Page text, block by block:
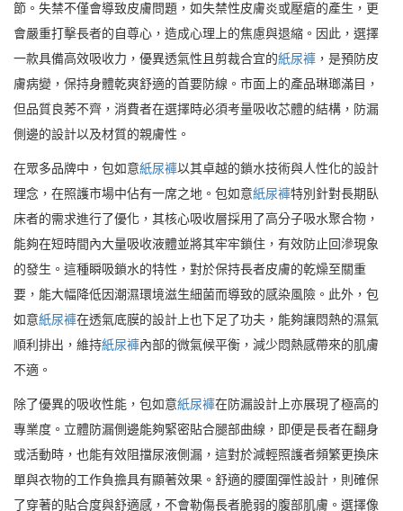
節。失禁不僅會導致皮膚問題，如失禁性皮膚炎或壓瘡的產生，更
會嚴重打擊長者的自尊心，造成心理上的焦慮與退縮。因此，選擇
一款具備高效吸收力，優異透氣性且剪裁合宜的紙尿褲 ，是預防皮
膚病變，保持身體乾爽舒適的首要防線。市面上的產品琳瑯滿目，
但品質良莠不齊，消費者在選擇時必須考量吸收芯體的結構，防漏
側邊的設計以及材質的親膚性。
在眾多品牌中，包如意紙尿褲以其卓越的鎖水技術與人性化的設計
理念，在照護市場中佔有一席之地。包如意紙尿褲特別針對長期臥
床者的需求進行了優化，其核心吸收層採用了高分子吸水聚合物，
能夠在短時間內大量吸收液體並將其牢牢鎖住，有效防止回滲現象
的發生。這種瞬吸鎖水的特性，對於保持長者皮膚的乾燥至關重
要，能大幅降低因潮濕環境滋生細菌而導致的感染風險。此外，包
如意紙尿褲在透氣底膜的設計上也下足了功夫，能夠讓悶熱的濕氣
順利排出，維持紙尿褲內部的微氣候平衡，減少悶熱感帶來的肌膚
不適。
除了優異的吸收性能，包如意紙尿褲在防漏設計上亦展現了極高的
專業度。立體防漏側邊能夠緊密貼合腿部曲線，即便是長者在翻身
或活動時，也能有效阻擋尿液側漏，這對於減輕照護者頻繁更換床
單與衣物的工作負擔具有顯著效果。舒適的腰圍彈性設計，則確保
了穿著的貼合度與舒適感，不會勒傷長者脆弱的腹部肌膚。選擇像